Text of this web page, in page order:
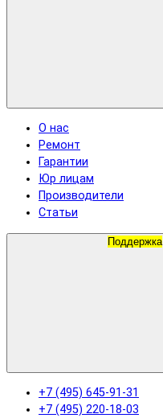
О нас
Ремонт
Гарантии
Юр лицам
Производители
Статьи
Поддержка
+7 (495) 645-91-31
+7 (495) 220-18-03